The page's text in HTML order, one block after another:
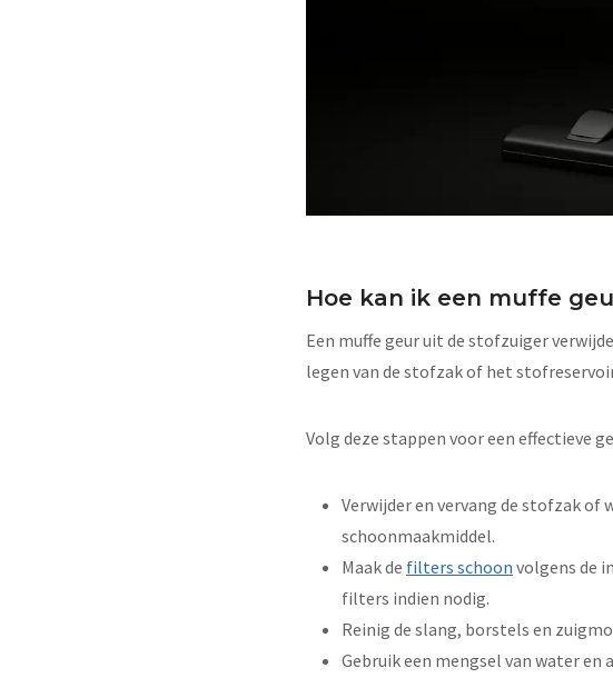
Hoe kan ik een muffe
Een muffe geur uit de stofzuiger
legen van de stofzak of het
Volg deze stappen voor een effectieve
Verwijder en vervang de stofzak
schoonmaakmiddel.
Maak de filters schoon volgens de
filters indien nodig.
Reinig de slang, borstels en
Gebruik een mengsel van water